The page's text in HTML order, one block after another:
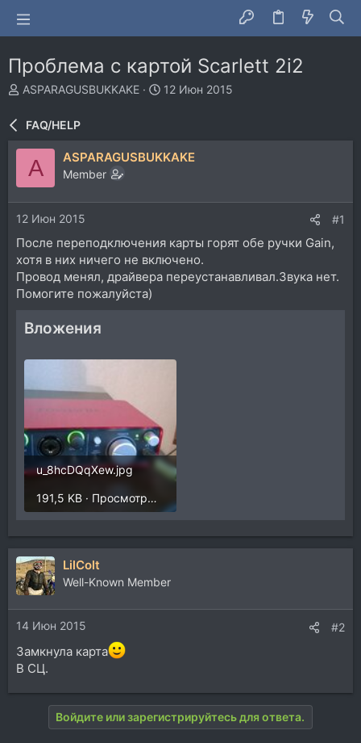
Проблема с картой Scarlett 2i2
А
т
р
ы
ASPARAGUSBUKKAKE
Д
н
а
12 Июн 2015
FAQ/HELP
A ASPARAGUSBUKKAKE
Member
12 Июн 2015 #1
После переподключения карты горят обе ручки Gain,
хотя в них ничего не включено.
Провод менял, драйвера переустанавливал.Звука нет.
Помогите пожалуйста)
Вложения
u_8hcDQqXew.jpg
191,5 KB · Просмотры: 252
LilColt
Well-Known Member
14 Июн 2015 #2
Замкнула карта
В СЦ.
Войдите или зарегистрируйтесь для ответа.